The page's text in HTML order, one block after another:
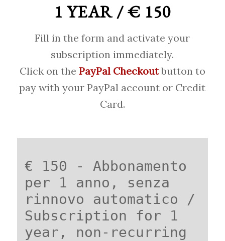
1 YEAR / € 150
Fill in the form and activate your
subscription immediately.
Click on the PayPal Checkoutbutton to
pay with your PayPal account or Credit
Card.
€ 150 - Abbonamento
per 1 anno, senza
rinnovo automatico /
Subscription for 1
year, non-recurring